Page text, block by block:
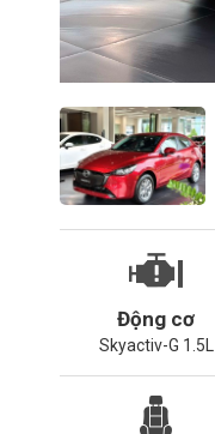
Động cơ
Skyactiv-G 1.5L